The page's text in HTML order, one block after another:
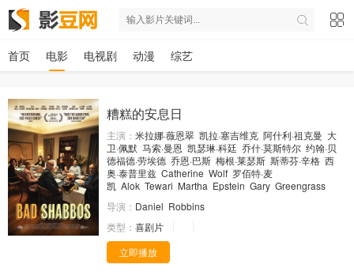
首页 电影 电视剧 动漫 综艺
糟糕的安息日
主演： 米拉娜·薇恩翠 凯拉·塞吉维克 阿什利·祖克曼 大
卫·佩默 马索·曼恩 凯瑟琳·科廷 乔什·莫斯特尔 约翰·贝
德福德·劳埃德 乔恩·巴斯 梅根·莱瑟斯 斯蒂芬·辛格 西
奥·泰普里兹 Catherine Wolf 罗佰特·麦
凯 Alok Tewari Martha Epstein Gary Greengrass
导演： Daniel Robbins
类型： 喜剧片
立即播放